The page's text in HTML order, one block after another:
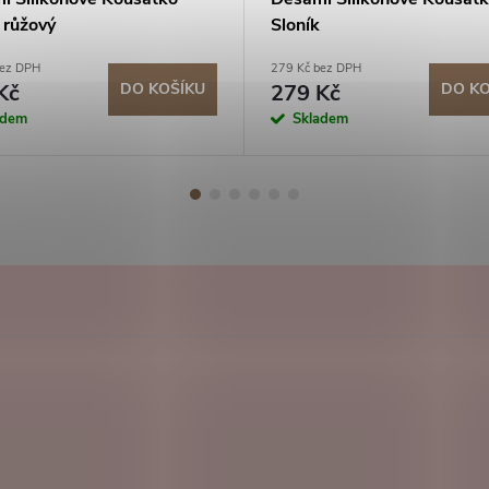
DPH
DO KOŠÍKU
Sloník
279 Kč bez DPH
279 Kč
Skladem
DO